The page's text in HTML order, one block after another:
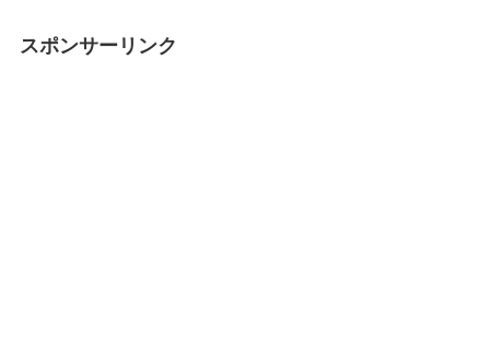
スポンサーリンク